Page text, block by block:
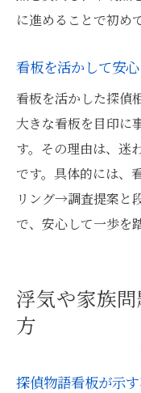
に進めることで初め
看板を活かして安
看板を活かした探偵
大きな看板を目印に
す。その理由は、迷
です。具体的には、
リング→調査提案と
で、安心して一歩を
浮気や家族
方
探偵物語看板が示